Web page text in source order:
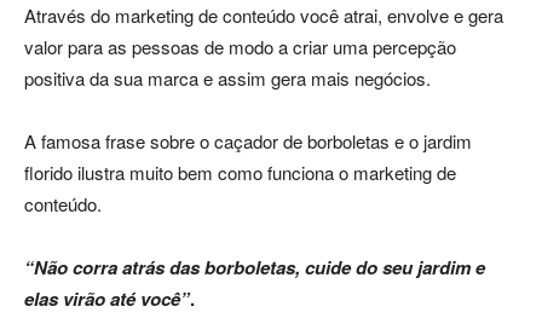
Através do marketing de conteúdo você atrai, envolve e gera
valor para as pessoas de modo a criar uma percepção
positiva da sua marca e assim gera mais negócios.
A famosa frase sobre o caçador de borboletas e o jardim
florido ilustra muito bem como funciona o marketing de
conteúdo.
“Não corra atrás das borboletas, cuide do seu jardim e
elas virão até você”.